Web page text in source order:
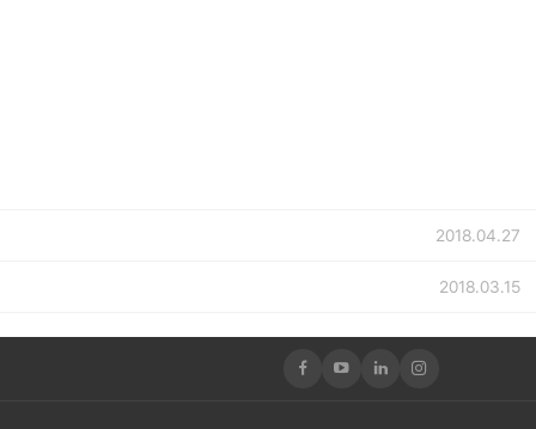
2018.04.27
2018.03.15